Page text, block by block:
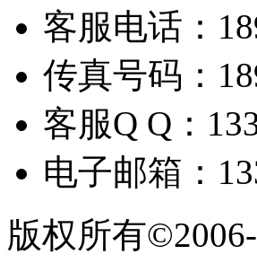
客服电话：
传真号码：
客服Q Q ：
电子邮箱：
版权所有